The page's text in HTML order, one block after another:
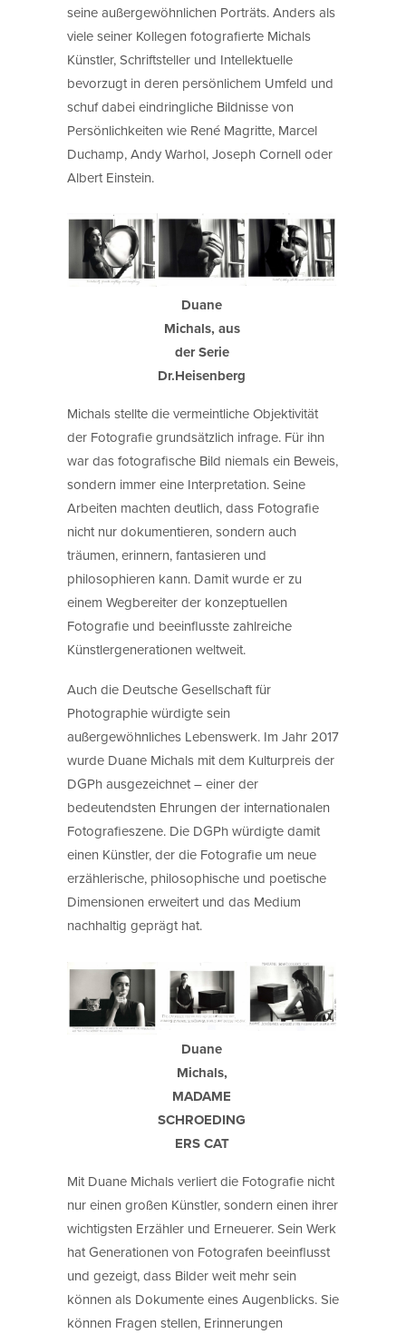
seine außergewöhnlichen Porträts. Anders als
viele seiner Kollegen fotografierte Michals
Künstler, Schriftsteller und Intellektuelle
bevorzugt in deren persönlichem Umfeld und
schuf dabei eindringliche Bildnisse von
Persönlichkeiten wie René Magritte, Marcel
Duchamp, Andy Warhol, Joseph Cornell oder
Albert Einstein.
Duane
Michals, aus
der Serie
Dr.Heisenberg
Michals stellte die vermeintliche Objektivität
der Fotografie grundsätzlich infrage. Für ihn
war das fotografische Bild niemals ein Beweis,
sondern immer eine Interpretation. Seine
Arbeiten machten deutlich, dass Fotografie
nicht nur dokumentieren, sondern auch
träumen, erinnern, fantasieren und
philosophieren kann. Damit wurde er zu
einem Wegbereiter der konzeptuellen
Fotografie und beeinflusste zahlreiche
Künstlergenerationen weltweit.
Auch die Deutsche Gesellschaft für
Photographie würdigte sein
außergewöhnliches Lebenswerk. Im Jahr 2017
wurde Duane Michals mit dem Kulturpreis der
DGPh ausgezeichnet – einer der
bedeutendsten Ehrungen der internationalen
Fotografieszene. Die DGPh würdigte damit
einen Künstler, der die Fotografie um neue
erzählerische, philosophische und poetische
Dimensionen erweitert und das Medium
nachhaltig geprägt hat.
Duane
Michals,
MADAME
SCHROEDING
ERS CAT
Mit Duane Michals verliert die Fotografie nicht
nur einen großen Künstler, sondern einen ihrer
wichtigsten Erzähler und Erneuerer. Sein Werk
hat Generationen von Fotografen beeinflusst
und gezeigt, dass Bilder weit mehr sein
können als Dokumente eines Augenblicks. Sie
können Fragen stellen, Erinnerungen